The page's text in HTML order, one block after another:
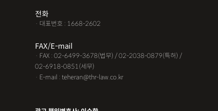
전화
· 대표번호 : 1668-2602
FAX/E-mail
· FAX : 02-6499-3678(법무) / 02-2038-0879(특허) /
02-6918-0851(세무)
· E-mail : teheran@thr-law.co.kr